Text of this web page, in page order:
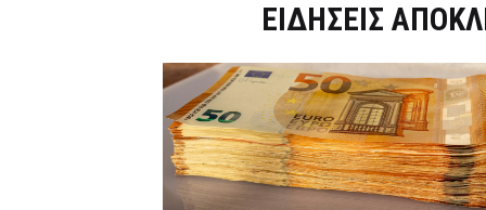
ΕΙΔΗΣΕΙΣ